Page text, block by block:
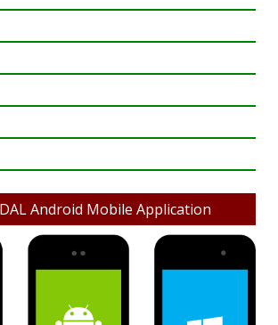
Android Mobile Application